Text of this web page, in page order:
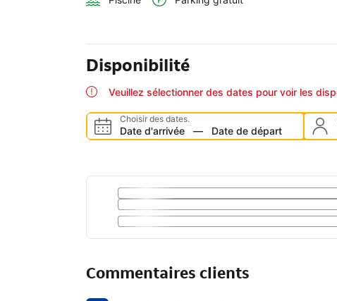
Disponibilité
Veuillez sélectionner des dates pour voir les
Choisir des dates.
Date d'arrivée — Date de départ
Commentaires clients